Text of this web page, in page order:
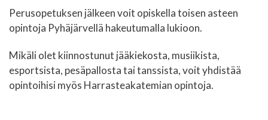
Perusopetuksen jälkeen voit opiskella toisen asteen
opintoja Pyhäjärvellä hakeutumalla lukioon.
Mikäli olet kiinnostunut jääkiekosta, musiikista,
esportsista, pesäpallosta tai tanssista, voit yhdistää
opintoihisi myös Harrasteakatemian opintoja.